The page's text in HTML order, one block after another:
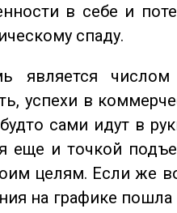
в себе и
спаду.
числом
успехи в
сами идут в
еще и точкой
целям. Если же
на графике